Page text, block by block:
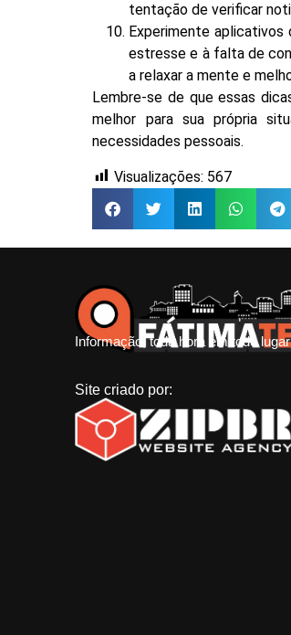
tentação de verificar
Experimente
estresse e à falta de
a relaxar a mente e
Lembre-se de que essas
melhor para sua própria
necessidades pessoais.
Visualizações: 567
Informação, toda hora em todo lugar
Site criado por: